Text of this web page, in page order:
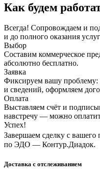
Как будем
Всегда! Сопровождаем и
и до полного оказания
Выбор
Составим коммерческое
абсолютно бесплатно.
Заявка
Фиксируем вашу
и сведений, оформляем
Оплата
Выставляем счёт и
навстречу — можно
Успех!
Завершаем сделку с
по ЭДО — Контур.Диадок.
Доставка с отслеживанием